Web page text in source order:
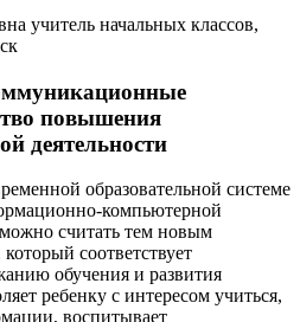
учитель начальных классов,
повышения
деятельности
образовательной системе
компьютерной
считать тем новым
соответствует
обучения и развития
ребенку с интересом учиться,
воспитывает